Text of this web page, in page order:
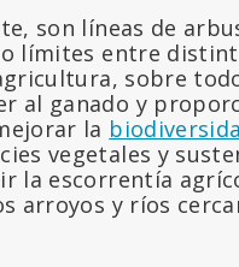
son líneas de
límites entre
sobre
al ganado y
la
vegetales y
la escorrentía
arroyos y ríos